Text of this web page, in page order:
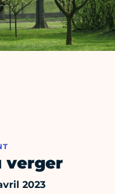
verger
2023